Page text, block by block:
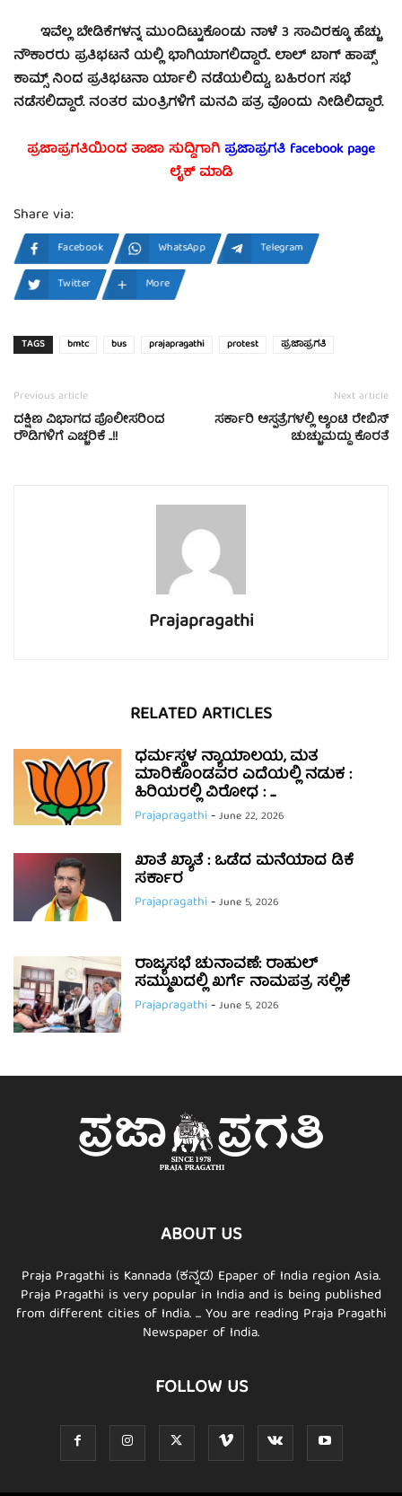
ಇವೆಲ್ಲ ಬೇಡಿಕೆಗಳನ್ನ ಮುಂದಿಟ್ಟುಕೊಂಡು ನಾಳೆ 3 ಸಾವಿರಕ್ಕೂ ಹೆಚ್ಚು
ನೌಕಾರರು ಪ್ರತಿಭಟನೆ ಯಲ್ಲಿ ಭಾಗಿಯಾಗಲಿದ್ದಾರೆ.. ಲಾಲ್ ಬಾಗ್ ಹಾಪ್ಸ್
ಕಾಮ್ಸ್ ನಿಂದ ಪ್ರತಿಭಟನಾ ರ್ಯಾಲಿ ನಡೆಯಲಿದ್ದು, ಬಹಿರಂಗ ಸಭೆ
ನಡೆಸಲಿದ್ದಾರೆ.‌ ನಂತರ ಮಂತ್ರಿಗಳಿಗೆ ಮನವಿ ಪತ್ರ ವೊಂದು ನೀಡಿಲಿದ್ದಾರೆ.
ಪ್ರಜಾಪ್ರಗತಿಯಿಂದ ತಾಜಾ ಸುದ್ದಿಗಾಗಿಪ್ರಜಾಪ್ರಗತಿ facebookpage
ಲೈಕ್ ಮಾಡಿ
Share via:
Facebook WhatsApp
Telegram
Twitter
More
TAGS bmtc bus prajapragathi protest ಪ್ರಜಾಪ್ರಗತಿ
Previous article
ದಕ್ಷಿಣ ವಿಭಾಗದ ಪೊಲೀಸರಿಂದ
ರೌಡಿಗಳಿಗೆ ಎಚ್ಚರಿಕೆ ..!!
Next article
ಸರ್ಕಾರಿ ಆಸ್ಪತ್ರೆಗಳಲ್ಲಿ ಅ್ಯಂಟಿ ರೇಬಿಸ್
ಚುಚ್ಚುಮದ್ದು ಕೊರತೆ
Prajapragathi
RELATED ARTICLES
ಧರ್ಮಸ್ಥಳ ನ್ಯಾಯಾಲಯ, ಮತ
ಮಾರಿಕೊಂಡವರ ಎದೆಯಲ್ಲಿ ನಡುಕ :
ಹಿರಿಯರಲ್ಲಿ ವಿರೋಧ : ...
Prajapragathi-June 22, 2026
ಖಾತೆ ಖ್ಯಾತೆ : ಒಡೆದ ಮನೆಯಾದ ಡಿಕೆ
ಸರ್ಕಾರ
Prajapragathi-June 5, 2026
ರಾಜ್ಯಸಭೆ ಚುನಾವಣೆ: ರಾಹುಲ್
ಸಮ್ಮುಖದಲ್ಲಿ ಖರ್ಗೆ ನಾಮಪತ್ರ ಸಲ್ಲಿಕೆ
Prajapragathi-June 5, 2026
ABOUT US
Praja Pragathi is Kannada (ಕನ್ನಡ) Epaper of India region Asia.
Praja Pragathi is very popular in India and is being published
from different cities of India. ... You are reading Praja Pragathi
Newspaper of India.
FOLLOW US